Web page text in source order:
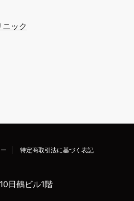
ック
特定商取引法に基づく表記
日鶴ビル1階